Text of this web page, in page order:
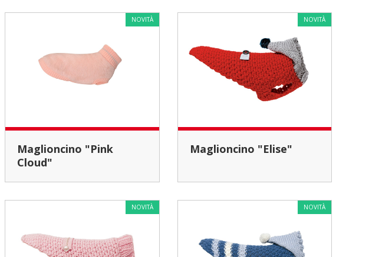
NOVITÀ
Maglioncino "Pink
Cloud"
NOVITÀ
Maglioncino "Elise"
NOVITÀ NOVITÀ